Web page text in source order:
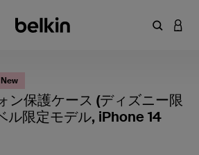
キーワアカ
New
ン保護ケース (ディズニー限
ル限定モデル, iPhone 14